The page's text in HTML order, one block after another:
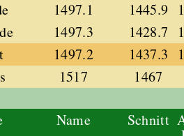
1497.1 1445.9
1497.3 1428.7
1497.2 1437.3
1517 1467
Name Schnitt